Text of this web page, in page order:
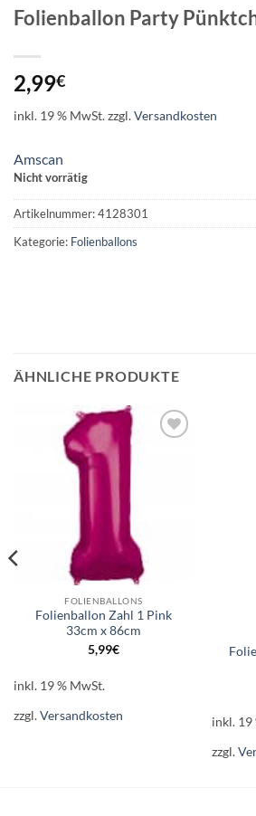
Folienballon Party
2,99€
inkl. 19 % MwSt.zzgl.Versandkosten
Amscan
Nicht vorrätig
Artikelnummer:4128301
Kategorie: Folienballons
ÄHNLICHE PRODUKTE
FOLIENBALLONS
Folienballon Zahl 1 Pink
33cm x 86cm
5,99€
inkl. 19 % MwSt.
zzgl.Versandkosten
inkl. 19
zzgl.